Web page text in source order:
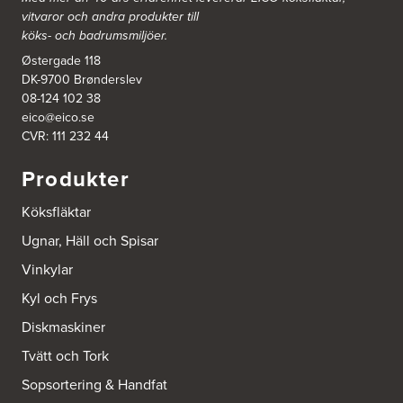
Ballingslöv Borås
Skaraborgsvägen 33C
506 30 Borås
Tel.:0046-333232502
http://www.ballingslov.se
Ballingslöv Göteborg C
412 63 Göteborg
http://www.ballingslov.se
Ballingslöv Hässleholm
Nässelvägen 1
Stoby Måleri AB
291 59 Kristianstad
Tel.: 0046-725286480
http://www.ballingslov.se
Ballingslöv Hässleholm
vitvaror och andra produkter till
köks- och badrumsmiljöer.
Østergade 118
DK-9700 Brønderslev
08-124 102 38
eico@eico.se
CVR: 111 232 44
Produkter
Köksfläktar
Ugnar, Häll och Spisar
Vinkylar
Kyl och Frys
Diskmaskiner
Tvätt och Tork
Sopsortering & Handfat